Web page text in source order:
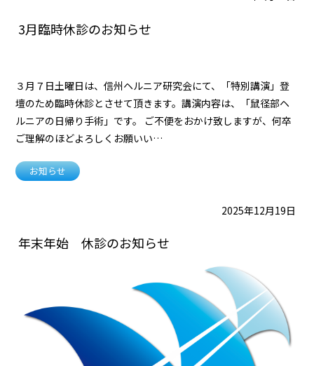
3月臨時休診のお知らせ
３月７日土曜日は、信州ヘルニア研究会にて、「特別講演」登
壇のため臨時休診とさせて頂きます。講演内容は、「鼠径部ヘ
ルニアの日帰り手術」です。 ご不便をおかけ致しますが、何卒
ご理解のほどよろしくお願いい…
お知らせ
年末年始 休診のお知らせ
2025年12月19日